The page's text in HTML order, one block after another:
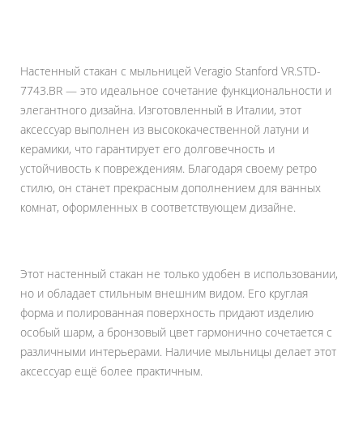
Настенный стакан с мыльницей Veragio Stanford VR.STD-
7743.BR — это идеальное сочетание функциональности и
элегантного дизайна. Изготовленный в Италии, этот
аксессуар выполнен из высококачественной латуни и
керамики, что гарантирует его долговечность и
устойчивость к повреждениям. Благодаря своему ретро
стилю, он станет прекрасным дополнением для ванных
комнат, оформленных в соответствующем дизайне.
Этот настенный стакан не только удобен в использовании,
но и обладает стильным внешним видом. Его круглая
форма и полированная поверхность придают изделию
особый шарм, а бронзовый цвет гармонично сочетается с
различными интерьерами. Наличие мыльницы делает этот
аксессуар ещё более практичным.